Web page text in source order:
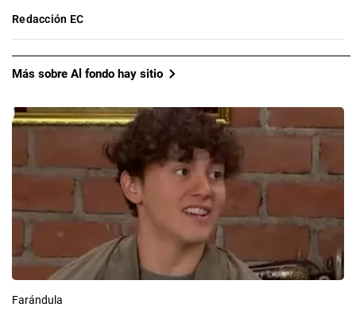
Redacción EC
Más sobre Al fondo hay sitio
Farándula